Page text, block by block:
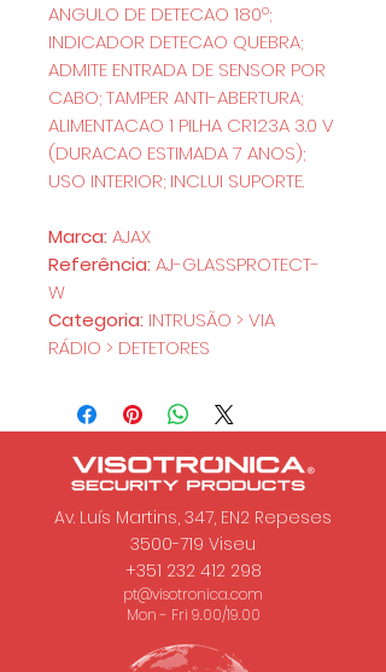
ANGULO DE DETECAO 180º;
INDICADOR DETECAO QUEBRA;
ADMITE ENTRADA DE SENSOR POR
CABO; TAMPER ANTI-ABERTURA;
ALIMENTACAO 1 PILHA CR123A 3.0 V
(DURACAO ESTIMADA 7 ANOS);
USO INTERIOR; INCLUI SUPORTE.
Marca: AJAX
Referência: AJ-GLASSPROTECT-
W
Categoria: INTRUSÃO > VIA
RÁDIO > DETETORES
Av. Luís Martins, 347, EN2 Repeses
3500-719 Viseu
+351 232 412 298
pt@visotronica.com
Mon - Fri 9.00/19.00